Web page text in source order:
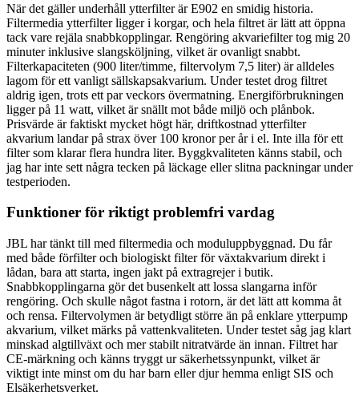
När det gäller underhåll ytterfilter är E902 en smidig historia.
Filtermedia ytterfilter ligger i korgar, och hela filtret är lätt att öppna
tack vare rejäla snabbkopplingar. Rengöring akvariefilter tog mig 20
minuter inklusive slangsköljning, vilket är ovanligt snabbt.
Filterkapaciteten (900 liter/timme, filtervolym 7,5 liter) är alldeles
lagom för ett vanligt sällskapsakvarium. Under testet drog filtret
aldrig igen, trots ett par veckors övermatning. Energiförbrukningen
ligger på 11 watt, vilket är snällt mot både miljö och plånbok.
Prisvärde är faktiskt mycket högt här, driftkostnad ytterfilter
akvarium landar på strax över 100 kronor per år i el. Inte illa för ett
filter som klarar flera hundra liter. Byggkvaliteten känns stabil, och
jag har inte sett några tecken på läckage eller slitna packningar under
testperioden.
Funktioner för riktigt problemfri vardag
JBL har tänkt till med filtermedia och moduluppbyggnad. Du får
med både förfilter och biologiskt filter för växtakvarium direkt i
lådan, bara att starta, ingen jakt på extragrejer i butik.
Snabbkopplingarna gör det busenkelt att lossa slangarna inför
rengöring. Och skulle något fastna i rotorn, är det lätt att komma åt
och rensa. Filtervolymen är betydligt större än på enklare ytterpump
akvarium, vilket märks på vattenkvaliteten. Under testet såg jag klart
minskad algtillväxt och mer stabilt nitratvärde än innan. Filtret har
CE-märkning och känns tryggt ur säkerhetssynpunkt, vilket är
viktigt inte minst om du har barn eller djur hemma enligt SIS och
Elsäkerhetsverket.